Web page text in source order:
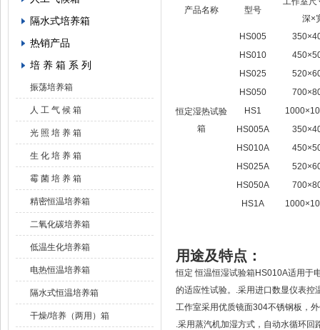
隔水式培养箱
热销产品
培 养 箱 系 列
振荡培养箱
人 工 气 候 箱
光 照 培 养 箱
生 化 培 养 箱
霉 菌 培 养 箱
精密恒温培养箱
二氧化碳培养箱
低温生化培养箱
电热恒温培养箱
隔水式恒温培养箱
干燥/培养（两用）箱
产品名称 型号
深×
恒定湿热试验
箱
HS005
HS010
HS025
HS050
HS1
HS005A
HS010A
HS025A
HS050A
HS1A
用途及特点：
恒定 恒温恒湿试验箱HS010A适用于
的适应性试验。.采用进口数显仪表控
工作室采用优质镜面304不锈钢板，
.采用蒸汽机加湿方式，自动水循环回